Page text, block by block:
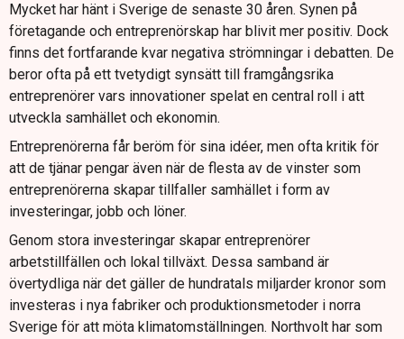
Mycket har hänt i Sverige de senaste 30 åren. Synen på
företagande och entreprenörskap har blivit mer positiv. Dock
finns det fortfarande kvar negativa strömningar i debatten. De
beror ofta på ett tvetydigt synsätt till framgångsrika
entreprenörer vars innovationer spelat en central roll i att
utveckla samhället och ekonomin.
Entreprenörerna får beröm för sina idéer, men ofta kritik för
att de tjänar pengar även när de flesta av de vinster som
entreprenörerna skapar tillfaller samhället i form av
investeringar, jobb och löner.
Genom stora investeringar skapar entreprenörer
arbetstillfällen och lokal tillväxt. Dessa samband är
övertydliga när det gäller de hundratals miljarder kronor som
investeras i nya fabriker och produktionsmetoder i norra
Sverige för att möta klimatomställningen. Northvolt har som